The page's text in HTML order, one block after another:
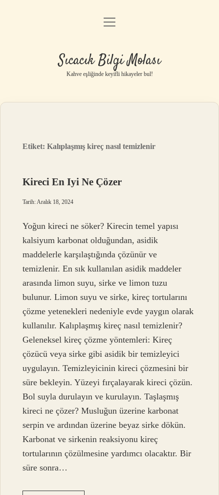
Anasayfa
Yasal Uyarı
menüyü
Sıcacık Bilgi Molası
Kahve eşliğinde keyifli hikayeler bul!
Etiket:Kalıplaşmış kireç nasıl temizlenir
Kireci En Iyi Ne Çözer
Tarih: Aralık 18, 2024
Yoğun kireci ne söker? Kirecin temel yapısı
kalsiyum karbonat olduğundan, asidik
maddelerle karşılaştığında çözünür ve
temizlenir. En sık kullanılan asidik maddeler
arasında limon suyu, sirke ve limon tuzu
bulunur. Limon suyu ve sirke, kireç tortularını
çözme yetenekleri nedeniyle evde yaygın olarak
kullanılır. Kalıplaşmış kireç nasıl temizlenir?
Geleneksel kireç çözme yöntemleri: Kireç
çözücü veya sirke gibi asidik bir temizleyici
uygulayın. Temizleyicinin kireci çözmesini bir
süre bekleyin. Yüzeyi fırçalayarak kireci çözün.
Bol suyla durulayın ve kurulayın. Taşlaşmış
kireci ne çözer? Musluğun üzerine karbonat
serpin ve ardından üzerine beyaz sirke dökün.
Karbonat ve sirkenin reaksiyonu kireç
tortularının çözülmesine yardımcı olacaktır. Bir
süre sonra…